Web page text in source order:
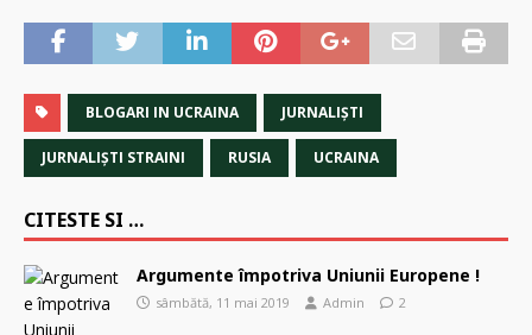
BLOGARI IN UCRAINA JURNALIȘTI
JURNALIȘTI STRAINI RUSIA UCRAINA
CITESTE SI …
Argumente împotriva Uniunii Europene !
sâmbătă, 11 mai 2019 Admin 2